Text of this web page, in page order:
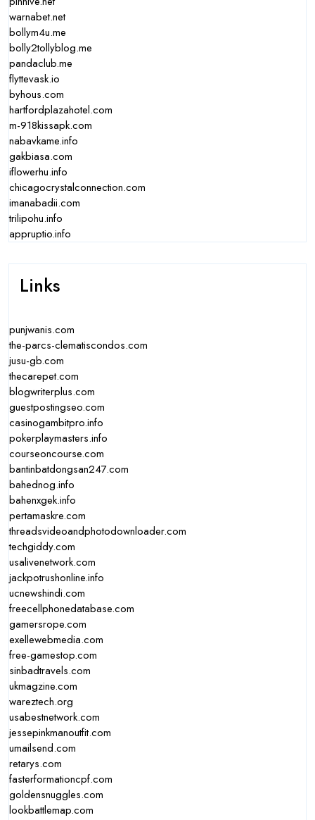
warnabet.net
bollym4u.me
bolly2tollyblog.me
pandaclub.me
flyttevask.io
byhous.com
hartfordplazahotel.com
m-918kissapk.com
nabavkame.info
gakbiasa.com
iflowerhu.info
chicagocrystalconnection.com
imanabadii.com
trilipohu.info
appruptio.info
Links
punjwanis.com
the-parcs-clematiscondos.com
jusu-gb.com
thecarepet.com
blogwriterplus.com
guestpostingseo.com
casinogambitpro.info
pokerplaymasters.info
courseoncourse.com
bantinbatdongsan247.com
bahednog.info
bahenxgek.info
pertamaskre.com
threadsvideoandphotodownloader.com
techgiddy.com
usalivenetwork.com
jackpotrushonline.info
ucnewshindi.com
freecellphonedatabase.com
gamersrope.com
exellewebmedia.com
free-gamestop.com
sinbadtravels.com
ukmagzine.com
wareztech.org
usabestnetwork.com
jessepinkmanoutfit.com
umailsend.com
retarys.com
fasterformationcpf.com
goldensnuggles.com
lookbattlemap.com